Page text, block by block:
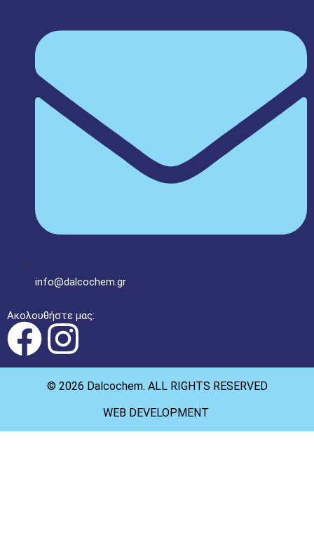
info@dalcochem.gr
Ακολουθήστε μας:
© 2026 Dalcochem. ALL RIGHTS RESERVED
WEB DEVELOPMENT